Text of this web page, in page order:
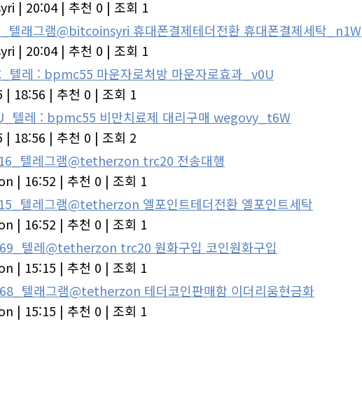
| 20:04 | 추천 0 | 조회 1
텔래그램@bitcoinsyri 휴대폰결제테더전환 휴대폰결제세탁_n1W
| 20:04 | 추천 0 | 조회 1
텔레 : bpmc55 마운자로처방 마운자로효과_v0U
| 18:56 | 추천 0 | 조회 1
텔레 : bpmc55 비만치료제 대리구매 wegovy_t6W
| 18:56 | 추천 0 | 조회 2
텔레그램@tetherzon trc20 전송대행
| 16:52 | 추천 0 | 조회 1
텔레그램@tetherzon 엘포인트테더전환 엘포인트세탁
| 16:52 | 추천 0 | 조회 1
텔레@tetherzon trc20 원화구입 코인원화구입
| 15:15 | 추천 0 | 조회 1
텔래그램@tetherzon 테더코인판매함 이더리움현금화
| 15:15 | 추천 0 | 조회 1